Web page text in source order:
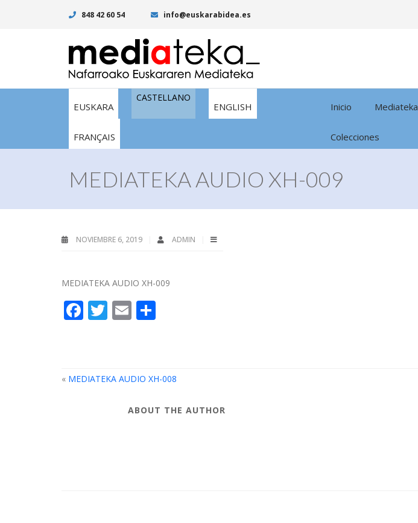
848 42 60 54 info@euskarabidea.es
EUSKARA
CASTELLANO
ENGLISH
FRANÇAIS
Inicio Mediateka
Colecciones
MEDIATEKA AUDIO XH-009
NOVIEMBRE 6, 2019 ADMIN
MEDIATEKA AUDIO XH-009
Facebook
Twitter
Email
« MEDIATEKA AUDIO XH-008
ABOUT THE AUTHOR